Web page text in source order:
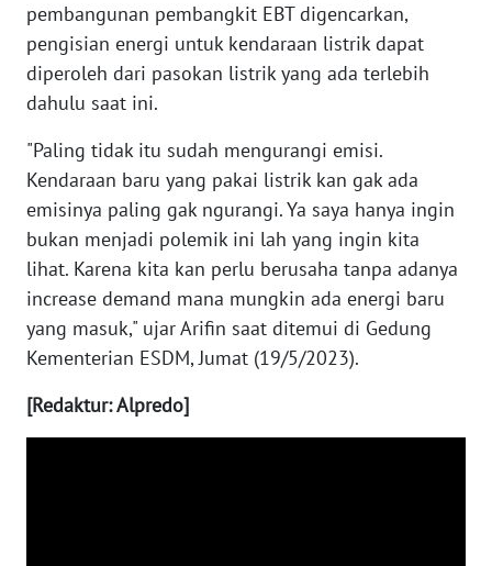
pembangunan pembangkit EBT digencarkan,
pengisian energi untuk kendaraan listrik dapat
diperoleh dari pasokan listrik yang ada terlebih
dahulu saat ini.
"Paling tidak itu sudah mengurangi emisi.
Kendaraan baru yang pakai listrik kan gak ada
emisinya paling gak ngurangi. Ya saya hanya ingin
bukan menjadi polemik ini lah yang ingin kita
lihat. Karena kita kan perlu berusaha tanpa adanya
increase demand mana mungkin ada energi baru
yang masuk," ujar Arifin saat ditemui di Gedung
Kementerian ESDM, Jumat (19/5/2023).
[Redaktur: Alpredo]
WN
SULBAR
WN
WN
SUMBAR
WN
SUMSEL
WN
BENGKULU
LAMPUNG